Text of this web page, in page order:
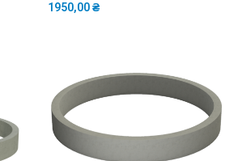
1950,00₴